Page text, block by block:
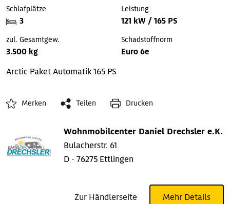
Schlafplätze
3
Leistung
121 kW / 165 PS
zul. Gesamtgew.
3.500 kg
Schadstoffnorm
Euro 6e
Arctic PaketAutomatik165 PS
Merken Teilen Drucken
Wohnmobilcenter Daniel Drechsler e.K.
Bulacherstr. 61
D - 76275 Ettlingen
Zur Händlerseite Mehr Details